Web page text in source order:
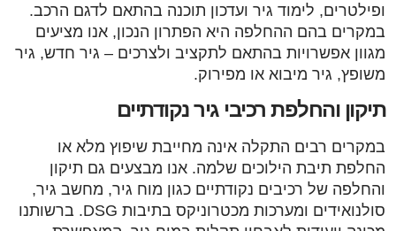
ופילטרים, לימוד גיר ועדכון תוכנה בהתאם לדגם הרכב.
במקרים בהם ההחלפה היא הפתרון הנכון, אנו מציעים
מגוון אפשרויות בהתאם לתקציב ולצרכים – גיר חדש, גיר
משופץ, גיר מיבוא או מפירוק.
תיקון והחלפת רכיבי גיר נקודתיים
במקרים רבים התקלה אינה מחייבת שיפוץ מלא או
החלפת תיבת הילוכים שלמה. אנו מבצעים גם תיקון
והחלפה של רכיבים נקודתיים כגון מוח גיר, מחשב גיר,
סולנואידים ומערכות מכטרוניקס בתיבות DSG. ברשותנו